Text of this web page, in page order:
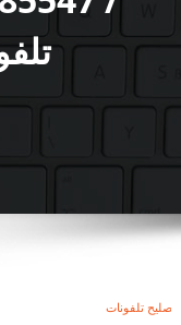
تصليح تلفونات